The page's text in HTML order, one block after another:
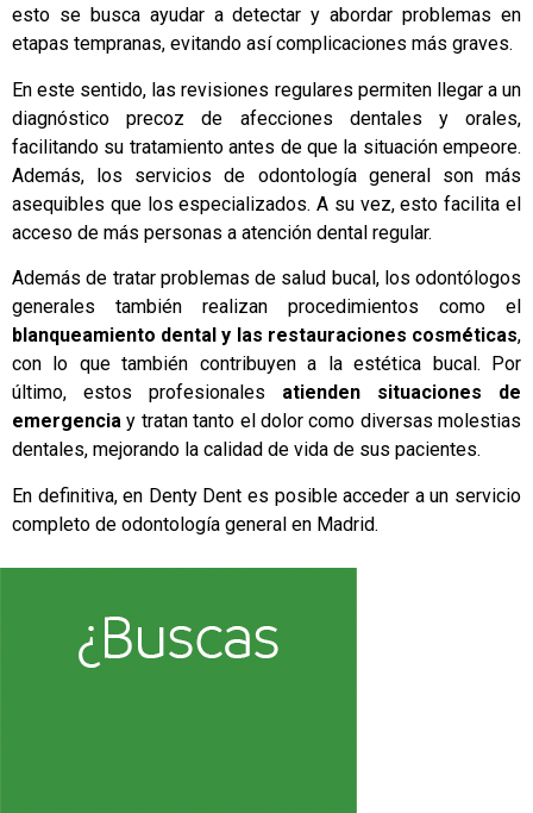
esto se busca ayudar a detectar y abordar problemas en
etapas tempranas, evitando así complicaciones más graves.
En este sentido, las revisiones regulares permiten llegar a un
diagnóstico precoz de afecciones dentales y orales,
facilitando su tratamiento antes de que la situación empeore.
Además, los servicios de odontología general son más
asequibles que los especializados. A su vez, esto facilita el
acceso de más personas a atención dental regular.
Además de tratar problemas de salud bucal, los odontólogos
generales también realizan procedimientos como el
blanqueamiento dental y las restauraciones cosméticas,
con lo que también contribuyen a la estética bucal. Por
último, estos profesionales atienden situaciones de
emergenciay tratan tanto el dolor como diversas molestias
dentales, mejorando la calidad de vida de sus pacientes.
En definitiva, en Denty Dent es posible acceder a un servicio
completo de odontología general en Madrid.